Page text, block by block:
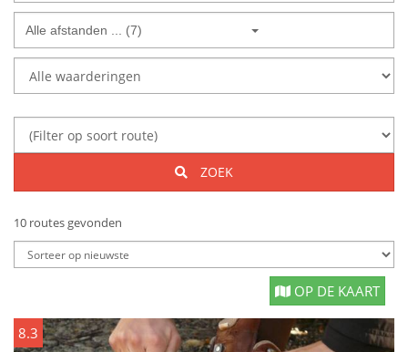
Alle afstanden ... (7)
ZOEK
10 routes gevonden
OP DE KAART
8.3